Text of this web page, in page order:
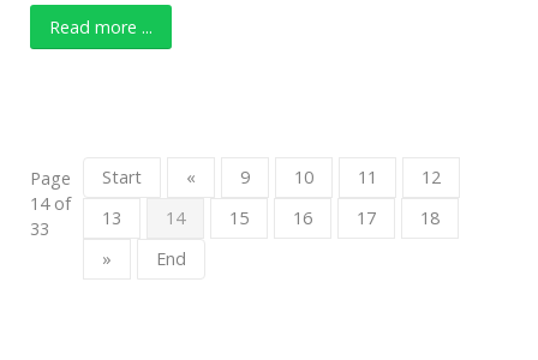
Read more ...
Page
14 of
33
Start « 9 10 11
12
13
14 15 16 17
18
»
End